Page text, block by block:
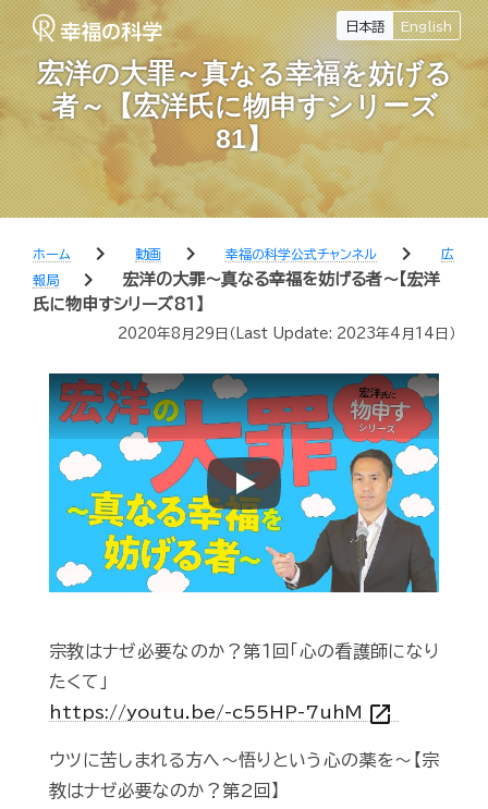
日本語 English
宏洋の大罪～真なる幸福を妨げる
者～【宏洋氏に物申すシリーズ
81】
ホーム chevron_right 動画 chevron_right 幸福の科学公式チャンネル chevron_right
広
報局
chevron_right
宏洋の大罪～真なる幸福を妨げる者～【宏洋
氏に物申すシリーズ81】
2020年8月29日 （Last Update: 2023年4月14日 ）
Play
宗教はナゼ必要なのか？第１回「心の看護師になり
たくて」
https://youtu.be/-c55HP-7uhM open_in_new
ウツに苦しまれる方へ～悟りという心の薬を～【宗
教はナゼ必要なのか？第2回】